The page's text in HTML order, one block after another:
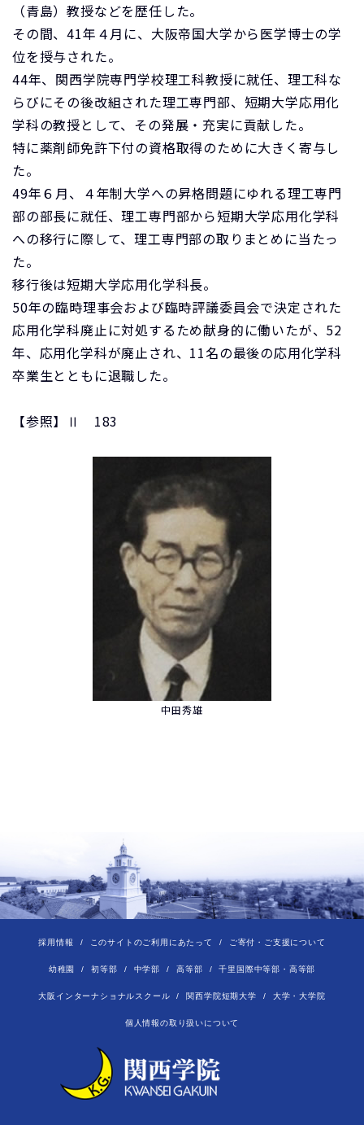
（青島）教授などを歴任した。
その間、41年４月に、大阪帝国大学から医学博士の学
位を授与された。
44年、関西学院専門学校理工科教授に就任、理工科な
らびにその後改組された理工専門部、短期大学応用化
学科の教授として、その発展・充実に貢献した。
特に薬剤師免許下付の資格取得のために大きく寄与し
た。
49年６月、４年制大学への昇格問題にゆれる理工専門
部の部長に就任、理工専門部から短期大学応用化学科
への移行に際して、理工専門部の取りまとめに当たっ
た。
移行後は短期大学応用化学科長。
50年の臨時理事会および臨時評議委員会で決定された
応用化学科廃止に対処するため献身的に働いたが、52
年、応用化学科が廃止され、11名の最後の応用化学科
卒業生とともに退職した。
【参照】Ⅱ 183
中田秀雄
採用情報 このサイトのご利用にあたって ご寄付・ご支援について
幼稚園 初等部 中学部 高等部 千里国際中等部・高等部
大阪インターナショナルスクール 関西学院短期大学 大学・大学院
個人情報の取り扱いについて